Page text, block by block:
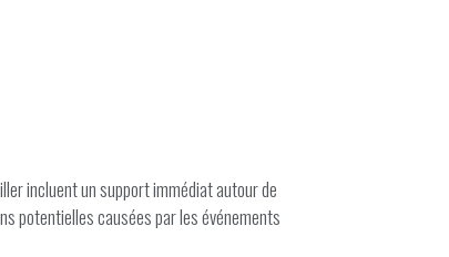
incluent un support immédiat autour de
potentielles causées par les événements